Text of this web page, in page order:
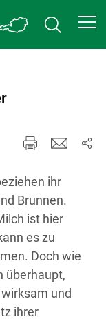
ihr
Brunnen.
ist hier
es zu
Doch wie
überhaupt,
und
ihrer